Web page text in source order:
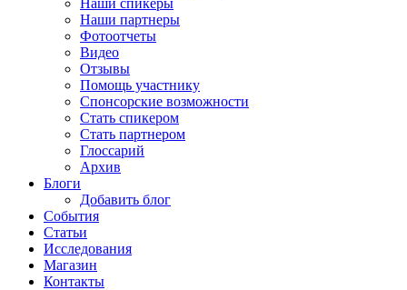
Наши спикеры
Наши партнеры
Фотоотчеты
Видео
Отзывы
Помощь участнику
Спонсорские возможности
Стать спикером
Стать партнером
Глоссарий
Архив
Блоги
Добавить блог
События
Статьи
Исследования
Магазин
Контакты